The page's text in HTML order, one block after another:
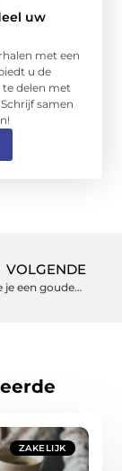
uw
met een
u de
delen met
samen
VOLGENDE
Hier lees je hoe je een gouden “slavenarmband” stijlt
ZAKELIJK